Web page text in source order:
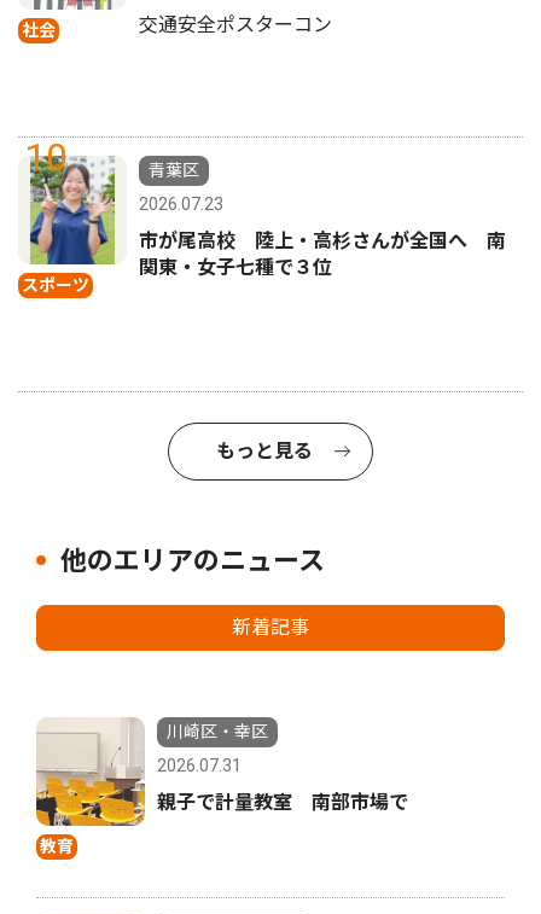
社会 交通安全ポスターコン
10
スポーツ
青葉区
2026.07.23
市が尾高校 陸上・高杉さんが全国へ 南
関東・女子七種で３位
もっと見る
他のエリアのニュース
新着記事
教育
川崎区・幸区
2026.07.31
親子で計量教室 南部市場で